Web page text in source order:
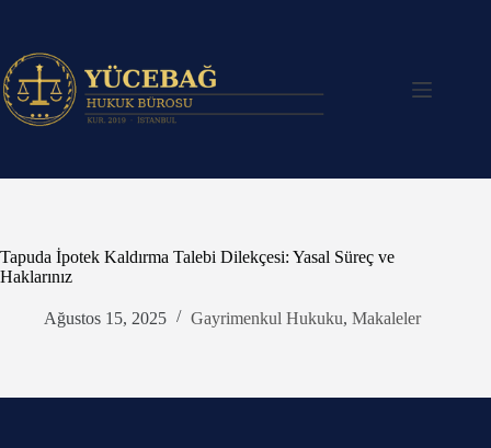
Tapuda İpotek Kaldırma Talebi Dilekçesi: Yasal Süreç ve
Haklarınız
Ağustos 15, 2025 Gayrimenkul Hukuku, Makaleler